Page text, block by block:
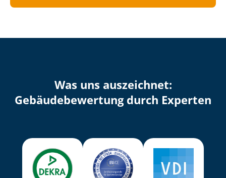
Was uns auszeichnet:
Ge­bäu­de­be­wer­tung durch Experten